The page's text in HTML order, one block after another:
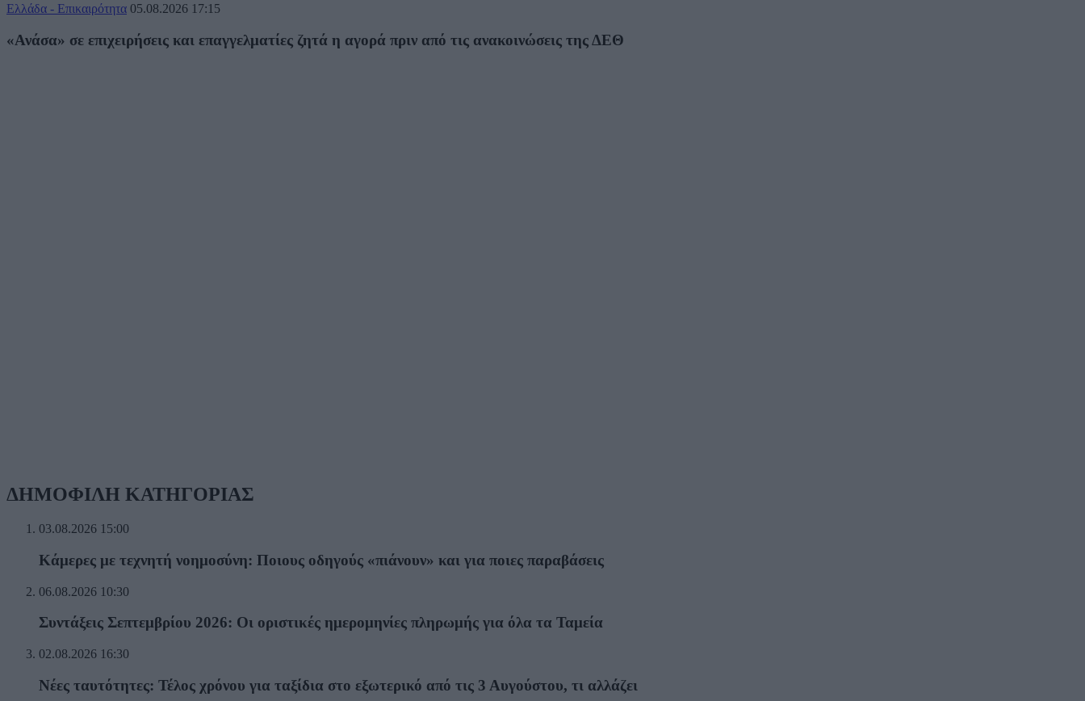
Ελλάδα - Επικαιρότητα 05.08.2026 17:15
«Ανάσα» σε επιχειρήσεις και επαγγελματίες ζητά η αγορά πριν από τις ανακοινώσεις της ΔΕΘ
ΔΗΜΟΦΙΛΗ KATHΓΟΡΙΑΣ
03.08.2026 15:00
Κάμερες με τεχνητή νοημοσύνη: Ποιους οδηγούς «πιάνουν» και για ποιες παραβάσεις
06.08.2026 10:30
Συντάξεις Σεπτεμβρίου 2026: Οι οριστικές ημερομηνίες πληρωμής για όλα τα Ταμεία
02.08.2026 16:30
Νέες ταυτότητες: Τέλος χρόνου για ταξίδια στο εξωτερικό από τις 3 Αυγούστου, τι αλλάζει